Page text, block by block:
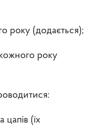
року (додається);
року
цапів (їх